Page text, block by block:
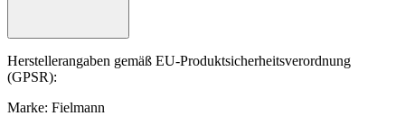
Herstellerangaben gemäß EU-Produktsicherheitsverordnung
(GPSR):
Marke: Fielmann